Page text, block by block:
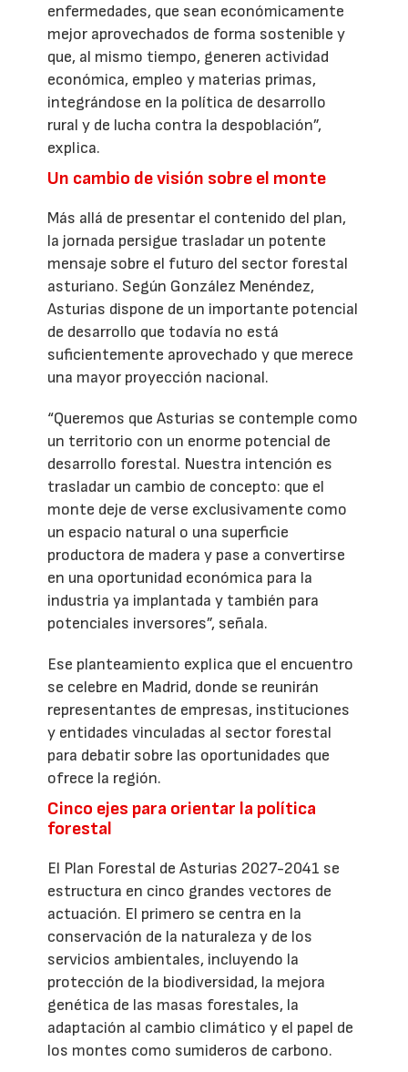
enfermedades, que sean económicamente
mejor aprovechados de forma sostenible y
que, al mismo tiempo, generen actividad
económica, empleo y materias primas,
integrándose en la política de desarrollo
rural y de lucha contra la despoblación”,
explica.
Un cambio de visión sobre el monte
Más allá de presentar el contenido del plan,
la jornada persigue trasladar un potente
mensaje sobre el futuro del sector forestal
asturiano. Según González Menéndez,
Asturias dispone de un importante potencial
de desarrollo que todavía no está
suficientemente aprovechado y que merece
una mayor proyección nacional.
“Queremos que Asturias se contemple como
un territorio con un enorme potencial de
desarrollo forestal. Nuestra intención es
trasladar un cambio de concepto: que el
monte deje de verse exclusivamente como
un espacio natural o una superficie
productora de madera y pase a convertirse
en una oportunidad económica para la
industria ya implantada y también para
potenciales inversores”, señala.
Ese planteamiento explica que el encuentro
se celebre en Madrid, donde se reunirán
representantes de empresas, instituciones
y entidades vinculadas al sector forestal
para debatir sobre las oportunidades que
ofrece la región.
Cinco ejes para orientar la política
forestal
El Plan Forestal de Asturias 2027-2041 se
estructura en cinco grandes vectores de
actuación. El primero se centra en la
conservación de la naturaleza y de los
servicios ambientales, incluyendo la
protección de la biodiversidad, la mejora
genética de las masas forestales, la
adaptación al cambio climático y el papel de
los montes como sumideros de carbono.